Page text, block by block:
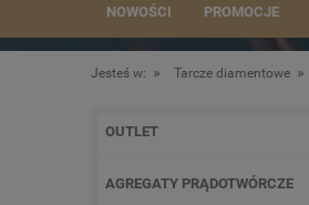
NOWOŚCI PROMOCJE
Jesteś w: » Tarcze diamentowe »
OUTLET
AGREGATY PRĄDOTWÓRCZE